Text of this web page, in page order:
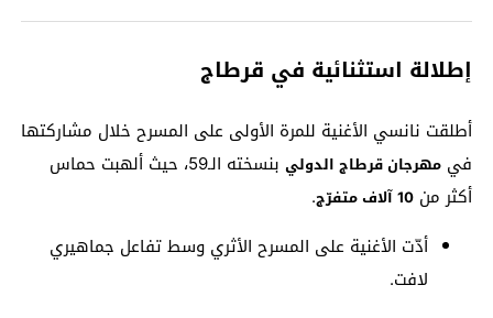
إطلالة استثنائية في قرطاج
أطلقت نانسي الأغنية للمرة الأولى على المسرح خلال مشاركتها
في مهرجان قرطاج الدولي
بنسخته الـ59، حيث ألهبت حماس
أكثر من 10 آلاف متفرّج
.
أدّت الأغنية على المسرح الأثري وسط تفاعل جماهيري
لافت.